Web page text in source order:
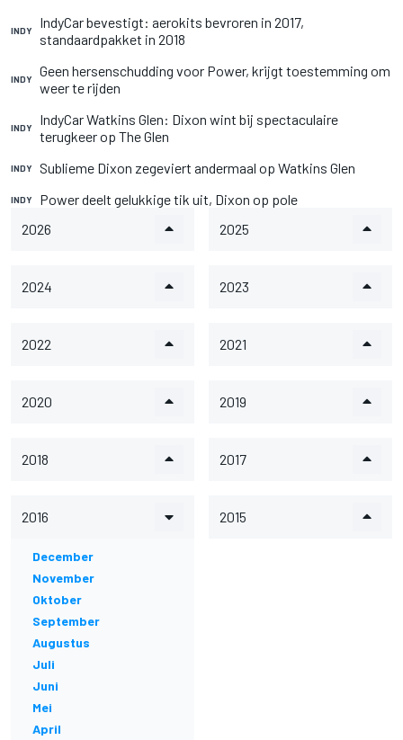
INDY
IndyCar bevestigt: aerokits bevroren in 2017,
standaardpakket in 2018
INDY
Geen hersenschudding voor Power, krijgt toestemming om
weer te rijden
INDY
IndyCar Watkins Glen: Dixon wint bij spectaculaire
terugkeer op The Glen
INDY Sublieme Dixon zegeviert andermaal op Watkins Glen
INDY
Power deelt gelukkige tik uit, Dixon op pole
2026
2025
2024 2023
2022 2021
2020 2019
2018 2017
2016
December
November
Oktober
September
Augustus
Juli
Juni
Mei
April
2015